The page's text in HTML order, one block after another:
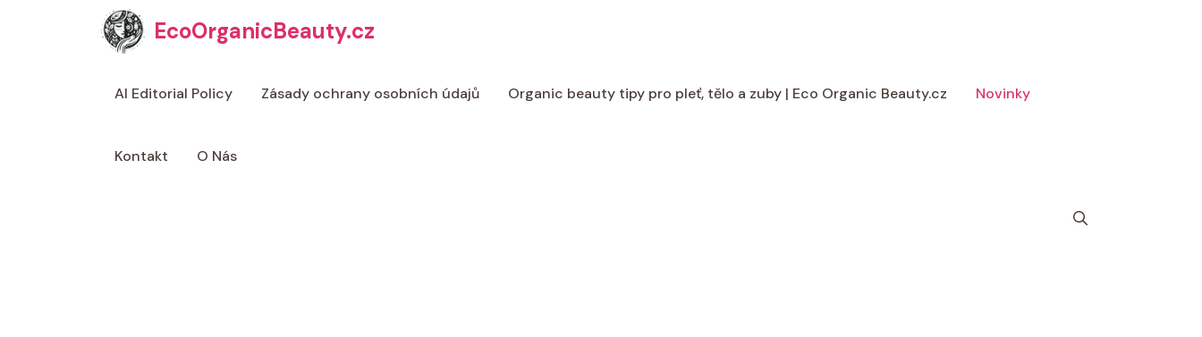
EcoOrganicBeauty.cz
AI Editorial Policy Zásady ochrany osobních údajů Organic beauty tipy pro pleť, tělo a zuby | Eco Organic Beauty.cz Novinky
Kontakt O Nás